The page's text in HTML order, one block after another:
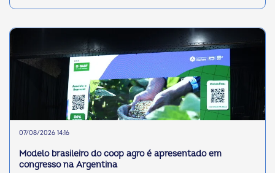
07/08/2026 14:16
Modelo brasileiro do coop agro é apresentado em
congresso na Argentina